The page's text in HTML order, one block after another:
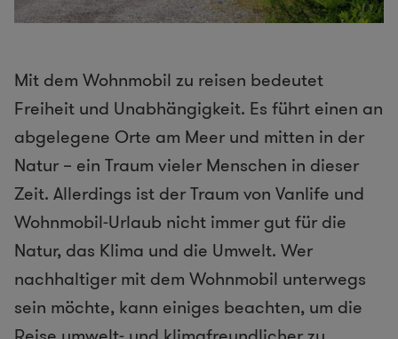
Mit dem Wohnmobil zu reisen bedeutet
Freiheit und Unabhängigkeit. Es führt einen an
abgelegene Orte am Meer und mitten in der
Natur – ein Traum vieler Menschen in dieser
Zeit. Allerdings ist der Traum von Vanlife und
Wohnmobil-Urlaub nicht immer gut für die
Natur, das Klima und die Umwelt. Wer
nachhaltiger mit dem Wohnmobil unterwegs
sein möchte, kann einiges beachten, um die